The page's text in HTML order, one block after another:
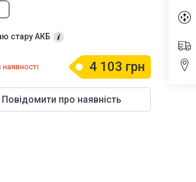
стару АКБ
4 103 грн
Повідомити про наявність